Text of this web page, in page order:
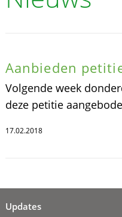
Aanbieden
Volgende week
deze petitie
17.02.2018
Updates